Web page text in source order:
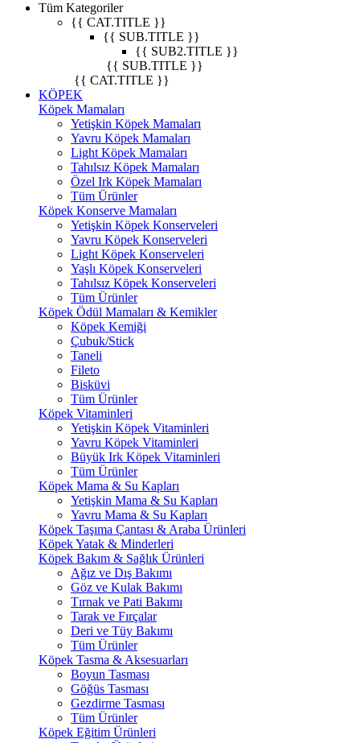
Tüm Kategoriler
{{ CAT.TITLE }}
{{ SUB.TITLE }}
{{ SUB2.TITLE }}
{{ SUB.TITLE }}
{{ CAT.TITLE }}
KÖPEK
Köpek Mamaları
Yetişkin Köpek Mamaları
Yavru Köpek Mamaları
Light Köpek Mamaları
Tahılsız Köpek Mamaları
Özel Irk Köpek Mamaları
Tüm Ürünler
Köpek Konserve Mamaları
Yetişkin Köpek Konserveleri
Yavru Köpek Konserveleri
Light Köpek Konserveleri
Yaşlı Köpek Konserveleri
Tahılsız Köpek Konserveleri
Tüm Ürünler
Köpek Ödül Mamaları & Kemikler
Köpek Kemiği
Çubuk/Stick
Taneli
Fileto
Bisküvi
Tüm Ürünler
Köpek Vitaminleri
Yetişkin Köpek Vitaminleri
Yavru Köpek Vitaminleri
Büyük Irk Köpek Vitaminleri
Tüm Ürünler
Köpek Mama & Su Kapları
Yetişkin Mama & Su Kapları
Yavru Mama & Su Kapları
Köpek Taşıma Çantası & Araba Ürünleri
Köpek Yatak & Minderleri
Köpek Bakım & Sağlık Ürünleri
Ağız ve Dış Bakımı
Göz ve Kulak Bakımı
Tırnak ve Pati Bakımı
Tarak ve Fırçalar
Deri ve Tüy Bakımı
Tüm Ürünler
Köpek Tasma & Aksesuarları
Boyun Tasması
Göğüs Tasması
Gezdirme Tasması
Tüm Ürünler
Köpek Eğitim Ürünleri